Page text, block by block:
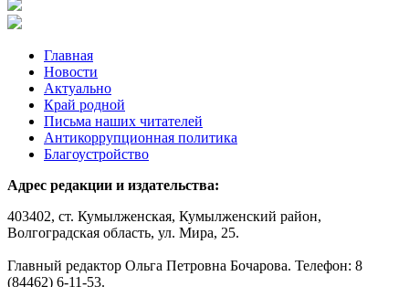
Главная
Новости
Актуально
Край родной
Письма наших читателей
Антикоррупционная политика
Благоустройство
Адрес редакции и издательства:
403402, ст. Кумылженская, Кумылженский район,
Волгоградская область, ул. Мира, 25.
Главный редактор Ольга Петровна Бочарова. Телефон: 8
(84462) 6-11-53.